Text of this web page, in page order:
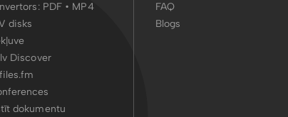
PDF • MP4
disks
Discover
dokumentu
FAQ
Blogs